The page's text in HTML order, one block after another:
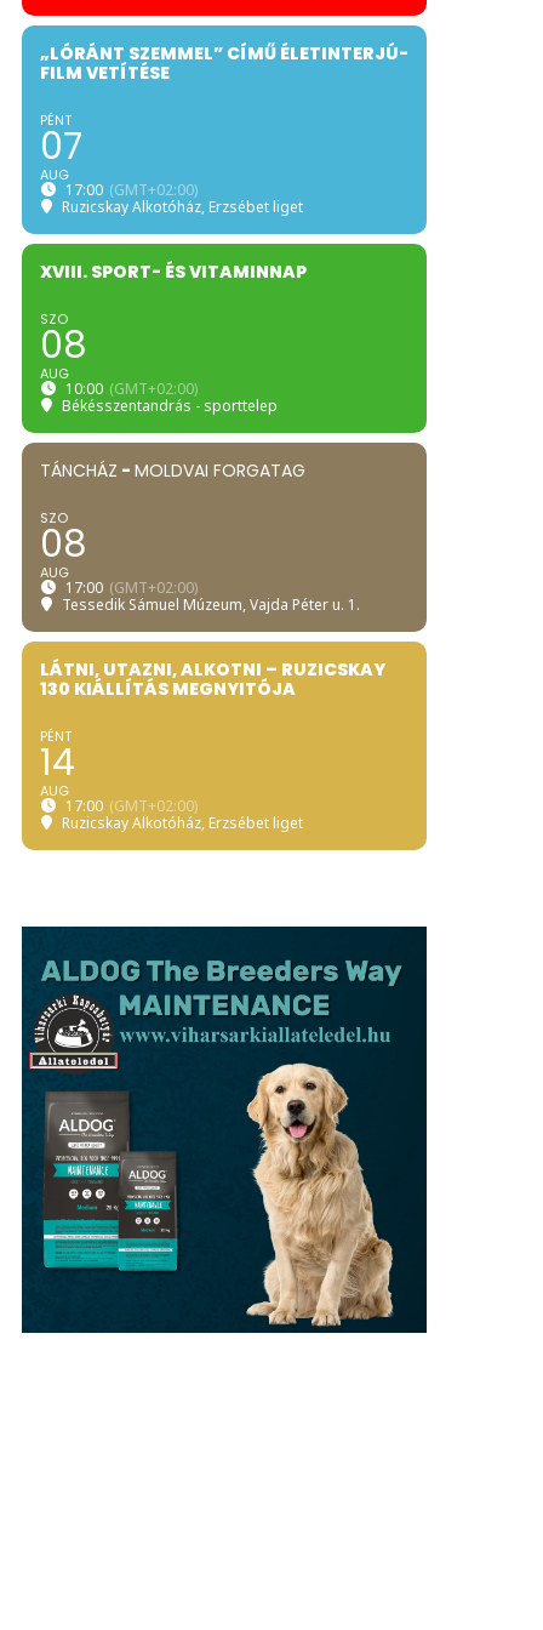
„LÓRÁNT SZEMMEL” CÍMŰ ÉLETINTERJÚ-
FILM VETÍTÉSE
PÉNT
07
AUG
17:00 (GMT+02:00)
Ruzicskay Alkotóház, Erzsébet liget
XVIII. SPORT- ÉS VITAMINNAP
SZO
08
AUG
10:00 (GMT+02:00)
Békésszentandrás - sporttelep
TÁNCHÁZ - MOLDVAI FORGATAG
SZO
08
AUG
17:00 (GMT+02:00)
Tessedik Sámuel Múzeum, Vajda Péter u. 1.
LÁTNI, UTAZNI, ALKOTNI – RUZICSKAY
130 KIÁLLÍTÁS MEGNYITÓJA
PÉNT
14
AUG
17:00 (GMT+02:00)
Ruzicskay Alkotóház, Erzsébet liget